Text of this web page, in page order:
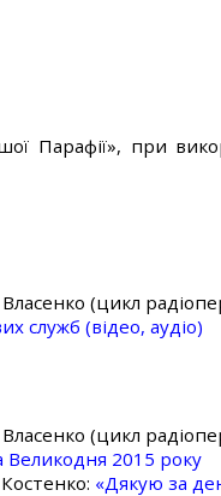
Парафії», при
(цикл
служб (відео, аудіо)
(цикл
Великодня 2015 року
«Дякую за